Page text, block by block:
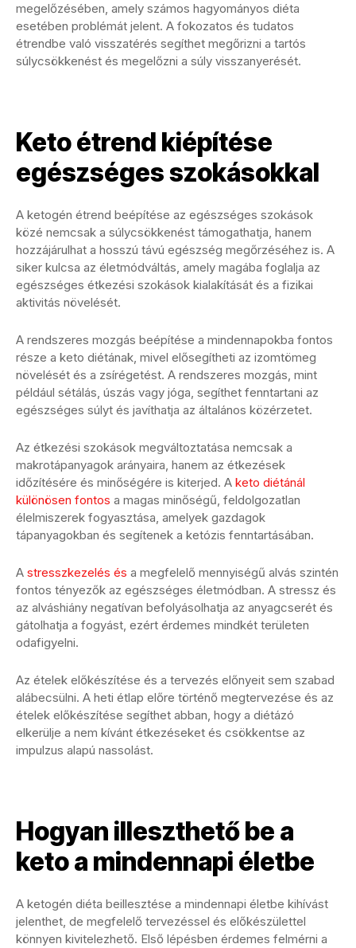
megelőzésében, amely számos hagyományos diéta
esetében problémát jelent. A fokozatos és tudatos
étrendbe való visszatérés segíthet megőrizni a tartós
súlycsökkenést és megelőzni a súly visszanyerését.
Keto étrend kiépítése
egészséges szokásokkal
A ketogén étrend beépítése az egészséges szokások
közé nemcsak a súlycsökkenést támogathatja, hanem
hozzájárulhat a hosszú távú egészség megőrzéséhez is. A
siker kulcsa az életmódváltás, amely magába foglalja az
egészséges étkezési szokások kialakítását és a fizikai
aktivitás növelését.
A rendszeres mozgás beépítése a mindennapokba fontos
része a keto diétának, mivel elősegítheti az izomtömeg
növelését és a zsírégetést. A rendszeres mozgás, mint
például sétálás, úszás vagy jóga, segíthet fenntartani az
egészséges súlyt és javíthatja az általános közérzetet.
Az étkezési szokások megváltoztatása nemcsak a
makrotápanyagok arányaira, hanem az étkezések
időzítésére és minőségére is kiterjed. A keto diétánál
különösen fontos a magas minőségű, feldolgozatlan
élelmiszerek fogyasztása, amelyek gazdagok
tápanyagokban és segítenek a ketózis fenntartásában.
A stresszkezelés és a megfelelő mennyiségű alvás szintén
fontos tényezők az egészséges életmódban. A stressz és
az alváshiány negatívan befolyásolhatja az anyagcserét és
gátolhatja a fogyást, ezért érdemes mindkét területen
odafigyelni.
Az ételek előkészítése és a tervezés előnyeit sem szabad
alábecsülni. A heti étlap előre történő megtervezése és az
ételek előkészítése segíthet abban, hogy a diétázó
elkerülje a nem kívánt étkezéseket és csökkentse az
impulzus alapú nassolást.
Hogyan illeszthető be a
keto a mindennapi életbe
A ketogén diéta beillesztése a mindennapi életbe kihívást
jelenthet, de megfelelő tervezéssel és előkészülettel
könnyen kivitelezhető. Első lépésben érdemes felmérni a